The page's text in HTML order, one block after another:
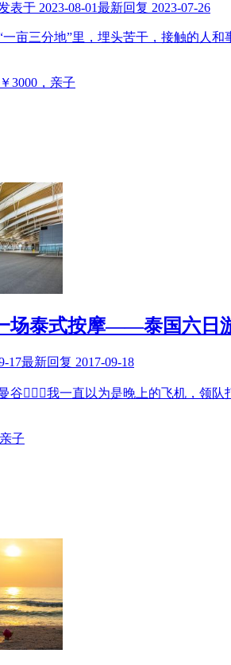
表于 2023-08-01最新回复 2023-07-26
一亩三分地”里，埋头苦干，接触的人
￥3000 ，亲子
场泰式按摩——泰国六日
17最新回复 2017-09-18
谷我一直以为是晚上的飞机，领队
亲子